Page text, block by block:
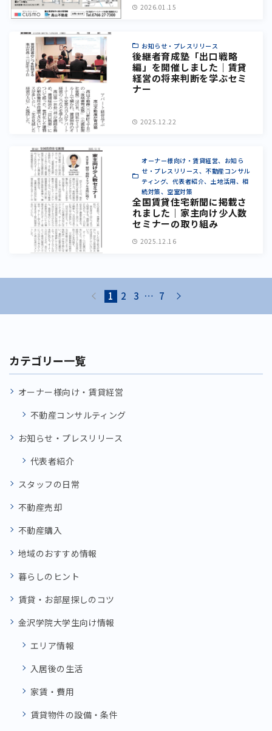
2026.01.15
お知らせ・プレスリリース
後継者育成塾「出口戦略
編」を開催しました｜賃貸
経営の将来判断を学ぶセミ
ナー
2025.12.22
オーナー様向け・賃貸経営、お知ら
せ・プレスリリース、不動産コンサル
ティング、代表者紹介、土地活用、相
続対策、空室対策
全国賃貸住宅新聞に掲載さ
れました｜家主向け少人数
セミナーの取り組み
2025.12.16
prev
1 2 3 … 7
カテゴリー一覧
オーナー様向け・賃貸経営
不動産コンサルティング
お知らせ・プレスリリース
代表者紹介
スタッフの日常
不動産売却
不動産購入
地域のおすすめ情報
暮らしのヒント
賃貸・お部屋探しのコツ
金沢学院大学生向け情報
エリア情報
入居後の生活
家賃・費用
賃貸物件の設備・条件